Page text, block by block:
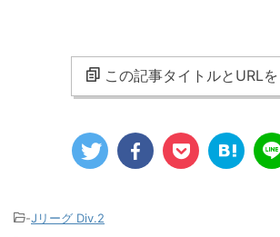
この記事タイトルとURL
-Jリーグ Div.2